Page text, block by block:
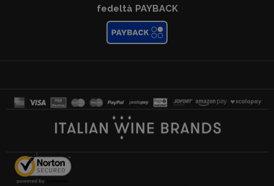
fedeltà PAYBACK